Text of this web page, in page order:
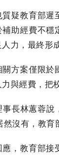
疑教育部遲
補助經費不穩
力，最終形
方案僅限於
與經費，把
長林蕙蓉說
然沒有，教育
，教育部接